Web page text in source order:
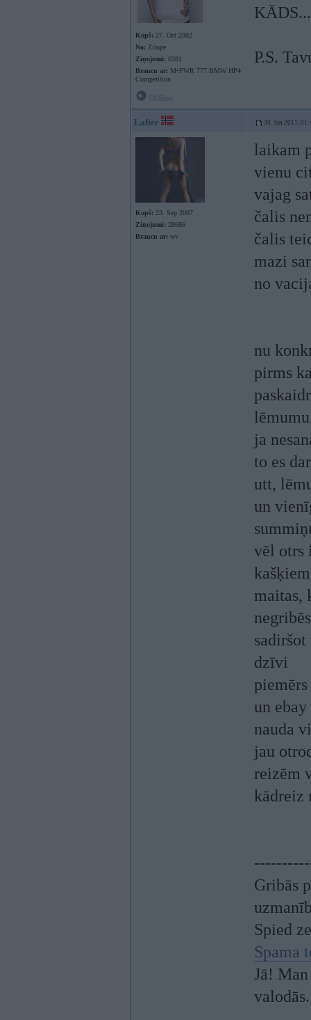
Kopš: 27. Oct 2002
No: Zilupe
Ziņojumi: 6381
Braucu ar: M•PWR 777 BMW HP4
Competition
P.S.
Lafter 30. Jan 2011,
Kopš: 23. Sep 2007
Ziņojumi: 28686
Braucu ar: wv
laikam
vienu
vajag
čalis
čalis
mazi
no
nu
pirms
ja
to es
utt,
un
vēl otrs
maitas,
dzīvi
un
nauda
jau
reizēm
kādreiz
Gribās
Spied
Spama
Jā!
valodās.